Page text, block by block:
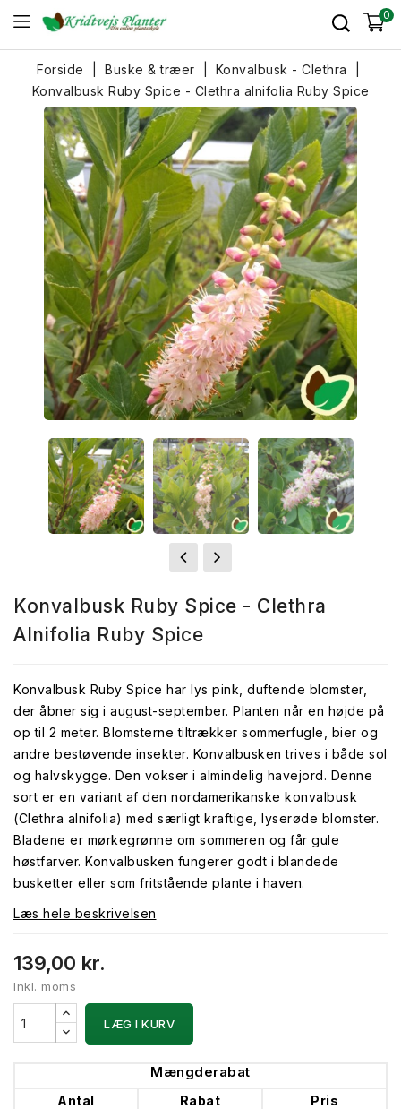
0
Forside Buske & træer
Konvalbusk - Clethra
Konvalbusk Ruby Spice - Clethra alnifolia Ruby Spice
Konvalbusk Ruby Spice - Clethra
Alnifolia Ruby Spice
Konvalbusk Ruby Spice har lys pink, duftende blomster,
der åbner sig i august-september. Planten når en højde på
op til 2 meter. Blomsterne tiltrækker sommerfugle, bier og
andre bestøvende insekter. Konvalbusken trives i både sol
og halvskygge. Den vokser i almindelig havejord. Denne
sort er en variant af den nordamerikanske konvalbusk
(Clethra alnifolia) med særligt kraftige, lyserøde blomster.
Bladene er mørkegrønne om sommeren og får gule
høstfarver. Konvalbusken fungerer godt i blandede
busketter eller som fritstående plante i haven.
Læs hele beskrivelsen
139,00 kr.
Inkl. moms
LÆG I KURV
Mængderabat
Antal Rabat
Pris